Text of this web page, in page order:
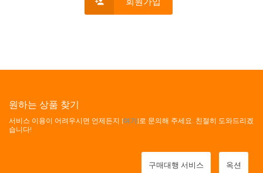
원하는 상품 찾기
서비스 이용이 어려우시면 언제든지 [여기 ]로 문의해 주세요. 친절히 도와드리겠
습니다!
구매대행 서비스 옥션